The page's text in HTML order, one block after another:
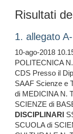
Risultati
1. allegato
10-ago-2018
POLITECNICA
CDS Presso il
SAAF Scienze e
di MEDICINA N.
SCIENZE di
DISCIPLINARI
SCUOLA di